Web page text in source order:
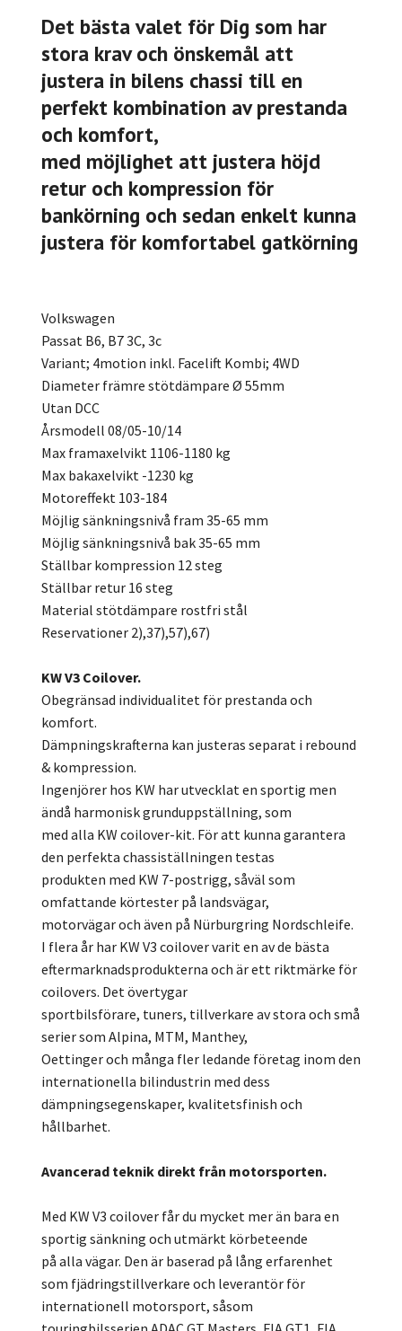
Det bästa valet för Dig som har
stora krav och önskemål att
justera in bilens chassi till en
perfekt kombination av prestanda
och komfort,
med möjlighet att justera höjd
retur och kompression för
bankörning och sedan enkelt kunna
justera för komfortabel gatkörning
Volkswagen
Passat B6, B7 3C, 3c
Variant; 4motion inkl. Facelift Kombi; 4WD
Diameter främre stötdämpare Ø 55mm
Utan DCC
Årsmodell 08/05-10/14
Max framaxelvikt 1106-1180 kg
Max bakaxelvikt -1230 kg
Motoreffekt 103-184
Möjlig sänkningsnivå fram 35-65 mm
Möjlig sänkningsnivå bak 35-65 mm
Ställbar kompression 12 steg
Ställbar retur 16 steg
Material stötdämpare rostfri stål
Reservationer 2),37),57),67)
KW V3 Coilover.
Obegränsad individualitet för prestanda och
komfort.
Dämpningskrafterna kan justeras separat i rebound
& kompression.
Ingenjörer hos KW har utvecklat en sportig men
ändå harmonisk grunduppställning, som
med alla KW coilover-kit. För att kunna garantera
den perfekta chassiställningen testas
produkten med KW 7-postrigg, såväl som
omfattande körtester på landsvägar,
motorvägar och även på Nürburgring Nordschleife.
I flera år har KW V3 coilover varit en av de bästa
eftermarknadsprodukterna och är ett riktmärke för
coilovers. Det övertygar
sportbilsförare, tuners, tillverkare av stora och små
serier som Alpina, MTM, Manthey,
Oettinger och många fler ledande företag inom den
internationella bilindustrin med dess
dämpningsegenskaper, kvalitetsfinish och
hållbarhet.
Avancerad teknik direkt från motorsporten.
Med KW V3 coilover får du mycket mer än bara en
sportig sänkning och utmärkt körbeteende
på alla vägar. Den är baserad på lång erfarenhet
som fjädringstillverkare och leverantör för
internationell motorsport, såsom